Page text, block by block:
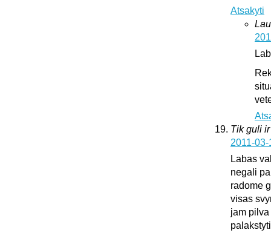
Atsakyti
Tik guli
2011-
Labas
negali
radome
visas
jam